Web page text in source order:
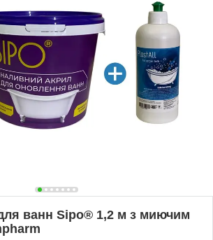
ванн Sipo® 1,2 м з миючим